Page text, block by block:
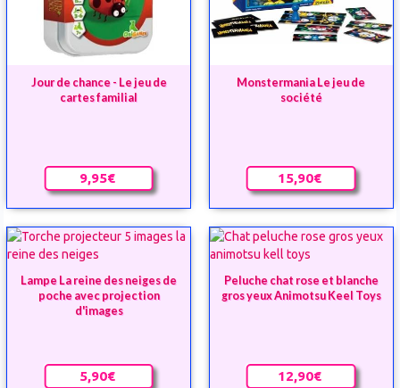
Jour de chance - Le jeu de
cartes familial
9,95€
Monstermania Le jeu de
société
15,90€
Lampe La reine des neiges de
poche avec projection
d'images
5,90€
Peluche chat rose et blanche
gros yeux Animotsu Keel Toys
12,90€